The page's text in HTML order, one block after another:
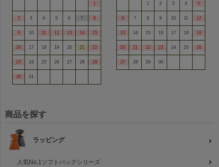
1
2 3 4 5 6 7 8
9 10 11 12 13 14 15
16 17 18 19 20 21 22
23 24 25 26 27 28 29
30 31
1 2 3 4 5
6 7 8 9 10 11 12
13 14 15 16 17 18 19
20 21 22 23 24 25 26
27 28 29 30
商品を探す
ラッピング
人気No,1ソフトバッグシリーズ